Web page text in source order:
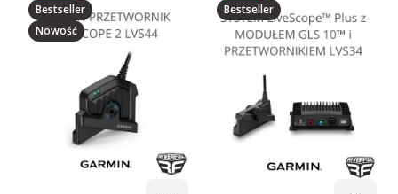
Bestseller
Nowość
Bestseller